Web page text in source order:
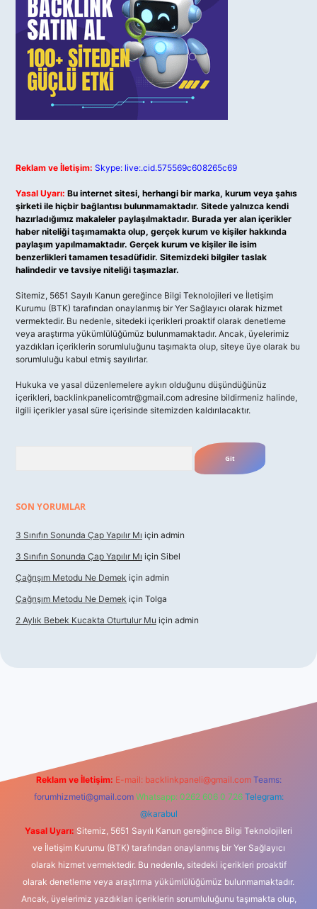
Reklam ve İletişim: Skype: live:.cid.575569c608265c69
Yasal Uyarı: Bu internet sitesi, herhangi bir marka, kurum veya şahıs
şirketi ile hiçbir bağlantısı bulunmamaktadır. Sitede yalnızca kendi
hazırladığımız makaleler paylaşılmaktadır. Burada yer alan içerikler
haber niteliği taşımamakta olup, gerçek kurum ve kişiler hakkında
paylaşım yapılmamaktadır. Gerçek kurum ve kişiler ile isim
benzerlikleri tamamen tesadüfidir. Sitemizdeki bilgiler taslak
halindedir ve tavsiye niteliği taşımazlar.
Sitemiz, 5651 Sayılı Kanun gereğince Bilgi Teknolojileri ve İletişim
Kurumu (BTK) tarafından onaylanmış bir Yer Sağlayıcı olarak hizmet
vermektedir. Bu nedenle, sitedeki içerikleri proaktif olarak denetleme
veya araştırma yükümlülüğümüz bulunmamaktadır. Ancak, üyelerimiz
yazdıkları içeriklerin sorumluluğunu taşımakta olup, siteye üye olarak bu
sorumluluğu kabul etmiş sayılırlar.
Hukuka ve yasal düzenlemelere aykırı olduğunu düşündüğünüz
içerikleri, backlinkpanelicomtr@gmail.com adresine bildirmeniz halinde,
ilgili içerikler yasal süre içerisinde sitemizden kaldırılacaktır.
SON YORUMLAR
3 Sınıfın Sonunda Çap Yapılır Mı için admin
3 Sınıfın Sonunda Çap Yapılır Mı için Sibel
Çağrışım Metodu Ne Demek için admin
Çağrışım Metodu Ne Demek için Tolga
2 Aylık Bebek Kucakta Oturtulur Mu için admin
Reklam ve İletişim: E-mail: backlinkpaneli@gmail.com Teams:
forumhizmeti@gmail.com Whatsapp: 0262 606 0 726 Telegram:
@karabul
Yasal Uyarı: Sitemiz, 5651 Sayılı Kanun gereğince Bilgi Teknolojileri
ve İletişim Kurumu (BTK) tarafından onaylanmış bir Yer Sağlayıcı
olarak hizmet vermektedir. Bu nedenle, sitedeki içerikleri proaktif
olarak denetleme veya araştırma yükümlülüğümüz bulunmamaktadır.
Ancak, üyelerimiz yazdıkları içeriklerin sorumluluğunu taşımakta olup,